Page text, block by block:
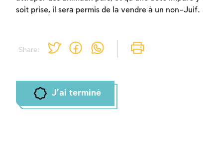
Share:
soit prise, il sera permis de la vendre à un non-Juif.
J'ai terminé
vous devez vous connectez ou vous
inscrire.
Inscription Connexion